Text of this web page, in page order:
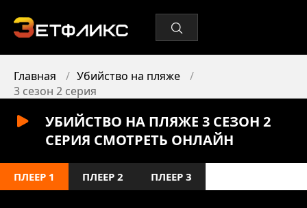
Главная
Убийство на пляже
3 сезон 2 серия
УБИЙСТВО НА ПЛЯЖЕ 3 СЕЗОН 2
СЕРИЯ СМОТРЕТЬ ОНЛАЙН
ПЛЕЕР 1 ПЛЕЕР 2 ПЛЕЕР 3